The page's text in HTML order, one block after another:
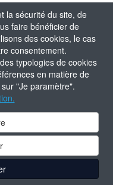
la sécurité du site, de
faire bénéficier de
des cookies, le cas
consentement.
typologies de cookies
en matière de
"Je paramètre".
Valider